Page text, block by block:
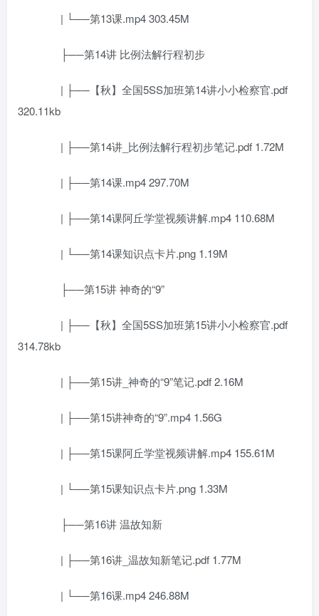
| └──第13课.mp4 303.45M
├──第14讲 比例法解行程初步
| ├──【秋】全国5SS加班第14讲小小检察官.pdf
320.11kb
| ├──第14讲_比例法解行程初步笔记.pdf 1.72M
| ├──第14课.mp4 297.70M
| ├──第14课阿丘学堂视频讲解.mp4 110.68M
| └──第14课知识点卡片.png 1.19M
├──第15讲 神奇的“9”
| ├──【秋】全国5SS加班第15讲小小检察官.pdf
314.78kb
| ├──第15讲_神奇的“9”笔记.pdf 2.16M
| ├──第15讲神奇的“9”.mp4 1.56G
| ├──第15课阿丘学堂视频讲解.mp4 155.61M
| └──第15课知识点卡片.png 1.33M
├──第16讲 温故知新
| ├──第16讲_温故知新笔记.pdf 1.77M
| └──第16课.mp4 246.88M